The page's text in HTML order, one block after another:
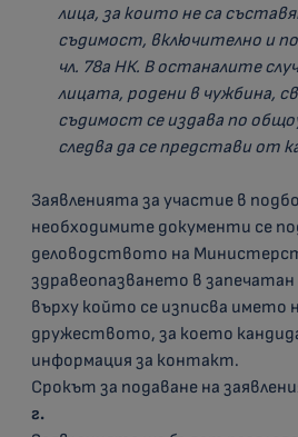
лица, за които не са
съдимост, включително и по
чл. 78а НК. В останалите
лицата, родени в чужбина,
съдимост се издава по
следва да се представи от
Заявленията за участие в
необходимите документи се
деловодството на
здравеопазването в запечатан
върху който се изписва името
дружеството, за което
информация за контакт.
Срокът за подаване на
г.